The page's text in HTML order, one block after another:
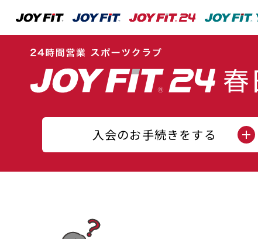
入会のお手続きをする